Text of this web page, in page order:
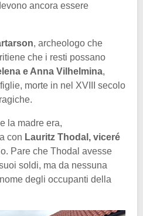
ancora essere
, archeologo che
che i resti possano
e Anna Vilhelmina,
morte in nel XVIII secolo
la madre era,
con Lauritz Thodal, viceré
Pare che Thodal avesse
soldi, ma da nessuna
degli occupanti della